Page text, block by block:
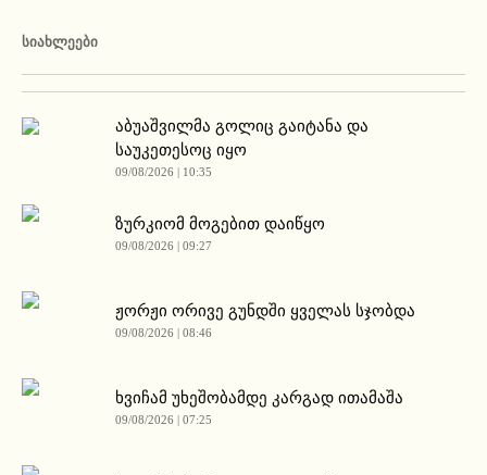
ᲡᲘᲐᲮᲚᲔᲔᲑᲘ
აბუაშვილმა გოლიც გაიტანა და
საუკეთესოც იყო
09/08/2026 | 10:35
ზურკიომ მოგებით დაიწყო
09/08/2026 | 09:27
ჟორჟი ორივე გუნდში ყველას სჯობდა
09/08/2026 | 08:46
ხვიჩამ უხეშობამდე კარგად ითამაშა
09/08/2026 | 07:25